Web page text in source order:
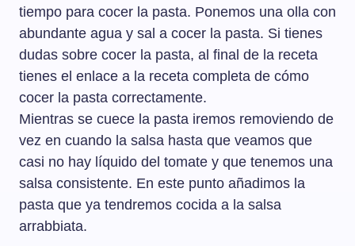
tiempo para cocer la pasta. Ponemos una olla con
abundante agua y sal a cocer la pasta. Si tienes
dudas sobre cocer la pasta, al final de la receta
tienes el enlace a la receta completa de cómo
cocer la pasta correctamente.
Mientras se cuece la pasta iremos removiendo de
vez en cuando la salsa hasta que veamos que
casi no hay líquido del tomate y que tenemos una
salsa consistente. En este punto añadimos la
pasta que ya tendremos cocida a la salsa
arrabbiata.